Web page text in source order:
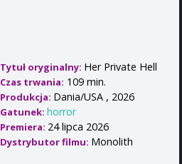
Tytuł oryginalny: Her Private Hell
Czas trwania: 109 min.
Produkcja: Dania/USA , 2026
Gatunek: horror
Premiera: 24 lipca 2026
Dystrybutor filmu: Monolith